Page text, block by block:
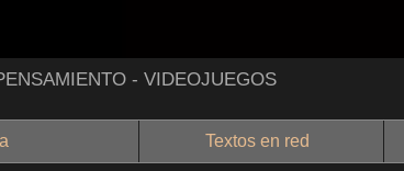
- VIDEOJUEGOS
Textos en red